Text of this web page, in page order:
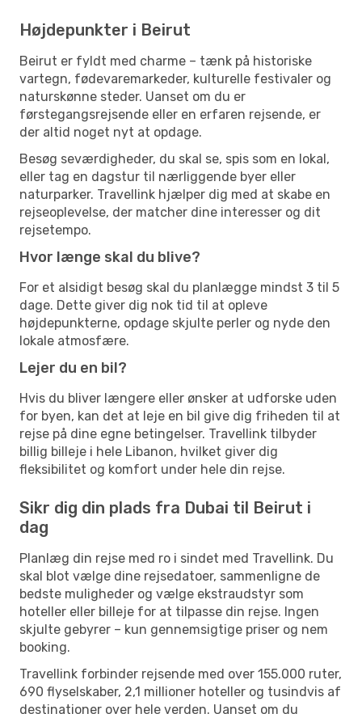
Højdepunkter i Beirut
Beirut er fyldt med charme – tænk på historiske
vartegn, fødevaremarkeder, kulturelle festivaler og
naturskønne steder. Uanset om du er
førstegangsrejsende eller en erfaren rejsende, er
der altid noget nyt at opdage.
Besøg seværdigheder, du skal se, spis som en lokal,
eller tag en dagstur til nærliggende byer eller
naturparker. Travellink hjælper dig med at skabe en
rejseoplevelse, der matcher dine interesser og dit
rejsetempo.
Hvor længe skal du blive?
For et alsidigt besøg skal du planlægge mindst 3 til 5
dage. Dette giver dig nok tid til at opleve
højdepunkterne, opdage skjulte perler og nyde den
lokale atmosfære.
Lejer du en bil?
Hvis du bliver længere eller ønsker at udforske uden
for byen, kan det at leje en bil give dig friheden til at
rejse på dine egne betingelser. Travellink tilbyder
billig billeje i hele Libanon, hvilket giver dig
fleksibilitet og komfort under hele din rejse.
Sikr dig din plads fra Dubai til Beirut i
dag
Planlæg din rejse med ro i sindet med Travellink. Du
skal blot vælge dine rejsedatoer, sammenligne de
bedste muligheder og vælge ekstraudstyr som
hoteller eller billeje for at tilpasse din rejse. Ingen
skjulte gebyrer – kun gennemsigtige priser og nem
booking.
Travellink forbinder rejsende med over 155.000 ruter,
690 flyselskaber, 2,1 millioner hoteller og tusindvis af
destinationer over hele verden. Uanset om du